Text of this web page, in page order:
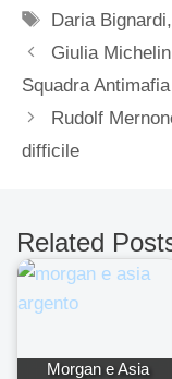
Tag
Daria Bignardi,
Giulia
Squadra Antimafia
Rudolf
difficile
Related
Morgan e Asia